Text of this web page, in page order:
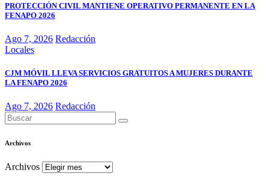
PROTECCIÓN CIVIL MANTIENE OPERATIVO PERMANENTE EN LA
FENAPO 2026
Ago 7, 2026 Redacción
Locales
CJM MÓVIL LLEVA SERVICIOS GRATUITOS A MUJERES DURANTE
LA FENAPO 2026
Ago 7, 2026 Redacción
Archivos
Archivos